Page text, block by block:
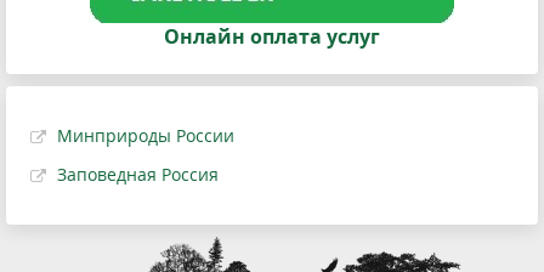
Онлайн оплата услуг
Минприроды России
Заповедная Россия